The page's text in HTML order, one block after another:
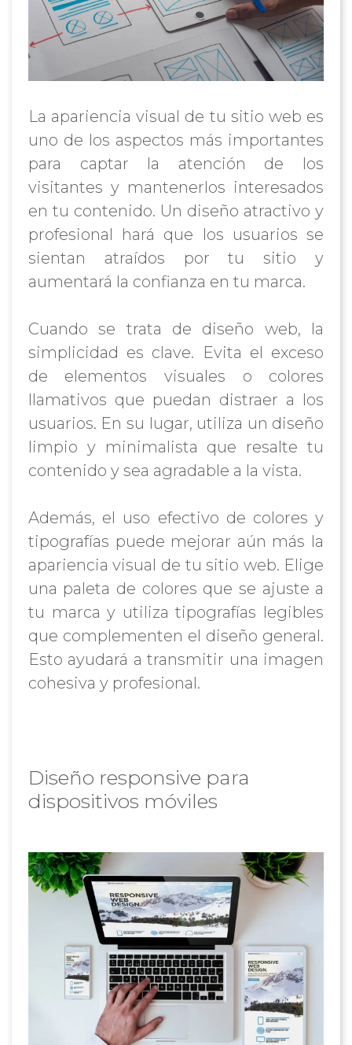
La apariencia visual de tu sitio web es
uno de los aspectos más importantes
para captar la atención de los
visitantes y mantenerlos interesados
en tu contenido. Un diseño atractivo y
profesional hará que los usuarios se
sientan atraídos por tu sitio y
aumentará la confianza en tu marca.
Cuando se trata de diseño web, la
simplicidad es clave. Evita el exceso
de elementos visuales o colores
llamativos que puedan distraer a los
usuarios. En su lugar, utiliza un diseño
limpio y minimalista que resalte tu
contenido y sea agradable a la vista.
Además, el uso efectivo de colores y
tipografías puede mejorar aún más la
apariencia visual de tu sitio web. Elige
una paleta de colores que se ajuste a
tu marca y utiliza tipografías legibles
que complementen el diseño general.
Esto ayudará a transmitir una imagen
cohesiva y profesional.
Diseño responsive para
dispositivos móviles